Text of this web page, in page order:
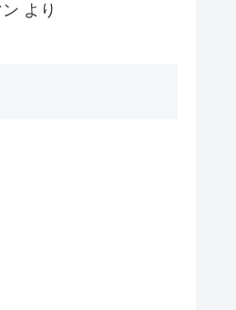
より